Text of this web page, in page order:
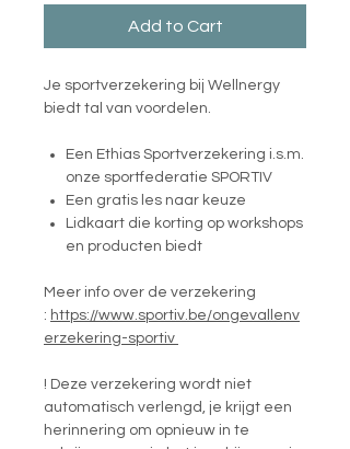
Add to Cart
Je sportverzekering bij Wellnergy
biedt tal van voordelen.
Een Ethias Sportverzekering i.s.m.
onze sportfederatie SPORTIV
Een gratis les naar keuze
Lidkaart die korting op workshops
en producten biedt
Meer info over de verzekering
: https://www.sportiv.be/ongevallenv
erzekering-sportiv
! Deze verzekering wordt niet
automatisch verlengd, je krijgt een
herinnering om opnieuw in te